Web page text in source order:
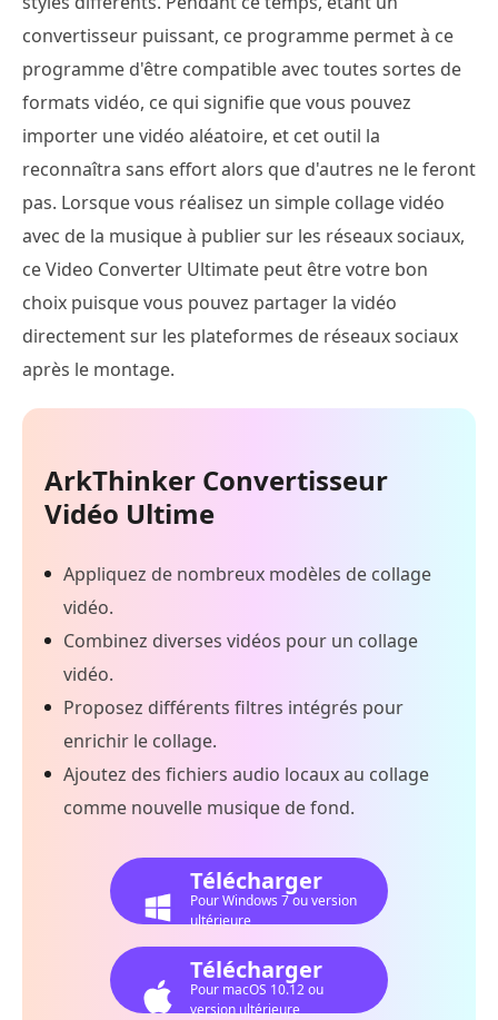
convertisseur puissant, ce programme permet à ce
programme d'être compatible avec toutes sortes de
formats vidéo, ce qui signifie que vous pouvez
importer une vidéo aléatoire, et cet outil la
reconnaîtra sans effort alors que d'autres ne le feront
pas. Lorsque vous réalisez un simple collage vidéo
avec de la musique à publier sur les réseaux sociaux,
ce Video Converter Ultimate peut être votre bon
choix puisque vous pouvez partager la vidéo
directement sur les plateformes de réseaux sociaux
après le montage.
ArkThinker Convertisseur
Vidéo Ultime
Appliquez de nombreux modèles de collage
vidéo.
Combinez diverses vidéos pour un collage
vidéo.
Proposez différents filtres intégrés pour
enrichir le collage.
Ajoutez des fichiers audio locaux au collage
comme nouvelle musique de fond.
Télécharger
Pour Windows 7 ou version
ultérieure
Télécharger
Pour macOS 10.12 ou
version ultérieure